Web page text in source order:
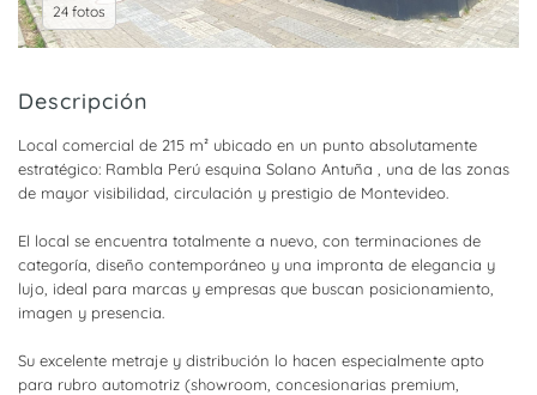
24 fotos
Descripción
Local comercial de 215 m² ubicado en un punto absolutamente
estratégico: Rambla Perú esquina Solano Antuña , una de las zonas
de mayor visibilidad, circulación y prestigio de Montevideo.
El local se encuentra totalmente a nuevo, con terminaciones de
categoría, diseño contemporáneo y una impronta de elegancia y
lujo, ideal para marcas y empresas que buscan posicionamiento,
imagen y presencia.
Su excelente metraje y distribución lo hacen especialmente apto
para rubro automotriz (showroom, concesionarias premium,